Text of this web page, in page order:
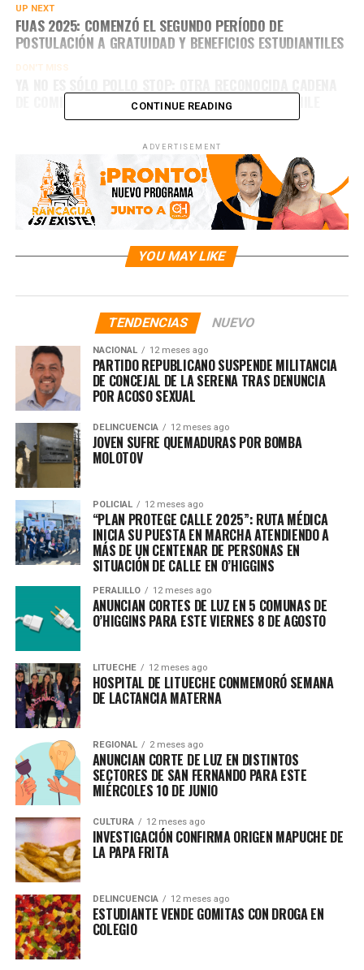
UP NEXT
FUAS 2025: COMENZÓ EL SEGUNDO PERÍODO DE
POSTULACIÓN A GRATUIDAD Y BENEFICIOS ESTUDIANTILES
DON'T MISS
DE COMIDA ESTARIA AL BORDE DE QUEBRAR EN CHILE
CONTINUE READING
ADVERTISEMENT
YOU MAY LIKE
TENDENCIAS NUEVO
NACIONAL 12 meses ago
PARTIDO REPUBLICANO SUSPENDE MILITANCIA
DE CONCEJAL DE LA SERENA TRAS DENUNCIA
POR ACOSO SEXUAL
DELINCUENCIA 12 meses ago
JOVEN SUFRE QUEMADURAS POR BOMBA
MOLOTOV
POLICIAL 12 meses ago
“PLAN PROTEGE CALLE 2025”: RUTA MÉDICA
INICIA SU PUESTA EN MARCHA ATENDIENDO A
MÁS DE UN CENTENAR DE PERSONAS EN
SITUACIÓN DE CALLE EN O’HIGGINS
PERALILLO 12 meses ago
ANUNCIAN CORTES DE LUZ EN 5 COMUNAS DE
O’HIGGINS PARA ESTE VIERNES 8 DE AGOSTO
LITUECHE 12 meses ago
HOSPITAL DE LITUECHE CONMEMORÓ SEMANA
DE LACTANCIA MATERNA
REGIONAL 2 meses ago
ANUNCIAN CORTE DE LUZ EN DISTINTOS
SECTORES DE SAN FERNANDO PARA ESTE
MIÉRCOLES 10 DE JUNIO
CULTURA 12 meses ago
INVESTIGACIÓN CONFIRMA ORIGEN MAPUCHE DE
LA PAPA FRITA
DELINCUENCIA 12 meses ago
ESTUDIANTE VENDE GOMITAS CON DROGA EN
COLEGIO